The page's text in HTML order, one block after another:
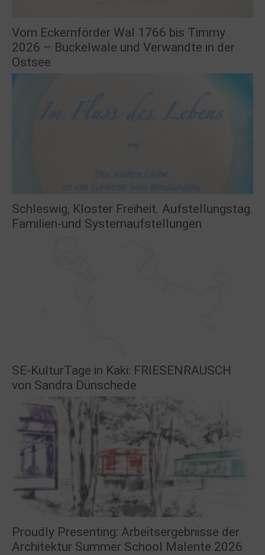
Vom Eckernförder Wal 1766 bis Timmy
2026 – Buckelwale und Verwandte in der
Ostsee
Schleswig, Kloster Freiheit. Aufstellungstag.
Familien-und Systemaufstellungen
SE-KulturTage in Kaki: FRIESENRAUSCH
von Sandra Dünschede
Proudly Presenting: Arbeitsergebnisse der
Architektur Summer School Malente 2026